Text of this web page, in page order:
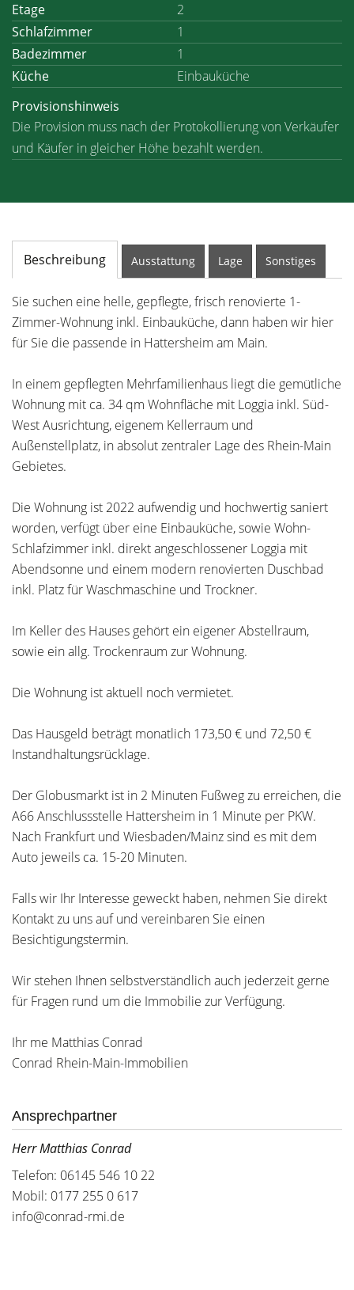
Etage
2
Schlafzimmer
1
Badezimmer
1
Küche
Einbauküche
Provisionshinweis
Die Provision muss nach der Protokollierung von Verkäufer
und Käufer in gleicher Höhe bezahlt werden.
Beschreibung Ausstattung Lage Sonstiges
Sie suchen eine helle, gepflegte, frisch renovierte 1-
Zimmer-Wohnung inkl. Einbauküche, dann haben wir hier
für Sie die passende in Hattersheim am Main.
In einem gepflegten Mehrfamilienhaus liegt die gemütliche
Wohnung mit ca. 34 qm Wohnfläche mit Loggia inkl. Süd-
West Ausrichtung, eigenem Kellerraum und
Außenstellplatz, in absolut zentraler Lage des Rhein-Main
Gebietes.
Die Wohnung ist 2022 aufwendig und hochwertig saniert
worden, verfügt über eine Einbauküche, sowie Wohn-
Schlafzimmer inkl. direkt angeschlossener Loggia mit
Abendsonne und einem modern renovierten Duschbad
inkl. Platz für Waschmaschine und Trockner.
Im Keller des Hauses gehört ein eigener Abstellraum,
sowie ein allg. Trockenraum zur Wohnung.
Die Wohnung ist aktuell noch vermietet.
Das Hausgeld beträgt monatlich 173,50 € und 72,50 €
Instandhaltungsrücklage.
Der Globusmarkt ist in 2 Minuten Fußweg zu erreichen, die
A66 Anschlussstelle Hattersheim in 1 Minute per PKW.
Nach Frankfurt und Wiesbaden/Mainz sind es mit dem
Auto jeweils ca. 15-20 Minuten.
Falls wir Ihr Interesse geweckt haben, nehmen Sie direkt
Kontakt zu uns auf und vereinbaren Sie einen
Besichtigungstermin.
Wir stehen Ihnen selbstverständlich auch jederzeit gerne
für Fragen rund um die Immobilie zur Verfügung.
Ihr me Matthias Conrad
Conrad Rhein-Main-Immobilien
Ansprechpartner
Herr Matthias Conrad
Telefon: 06145 546 10 22
Mobil: 0177 255 0 617
info@conrad-rmi.de